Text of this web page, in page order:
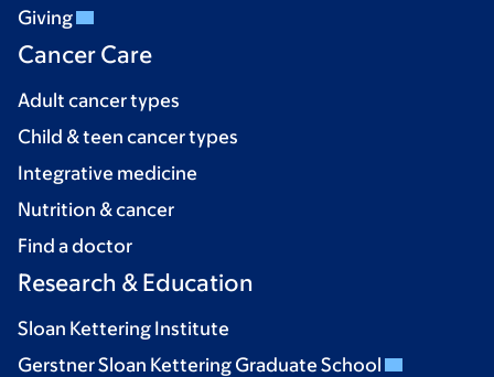
Giving
Cancer Care
Adult cancer types
Child & teen cancer types
Integrative medicine
Nutrition & cancer
Find a doctor
Research & Education
Sloan Kettering Institute
Gerstner Sloan Kettering Graduate School